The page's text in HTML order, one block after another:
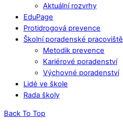
Aktuální rozvrhy
EduPage
Protidrogová prevence
Školní poradenské pracoviště
Metodik prevence
Kariérové poradenství
Výchovné poradenství
Lidé ve škole
Rada školy
Back To Top